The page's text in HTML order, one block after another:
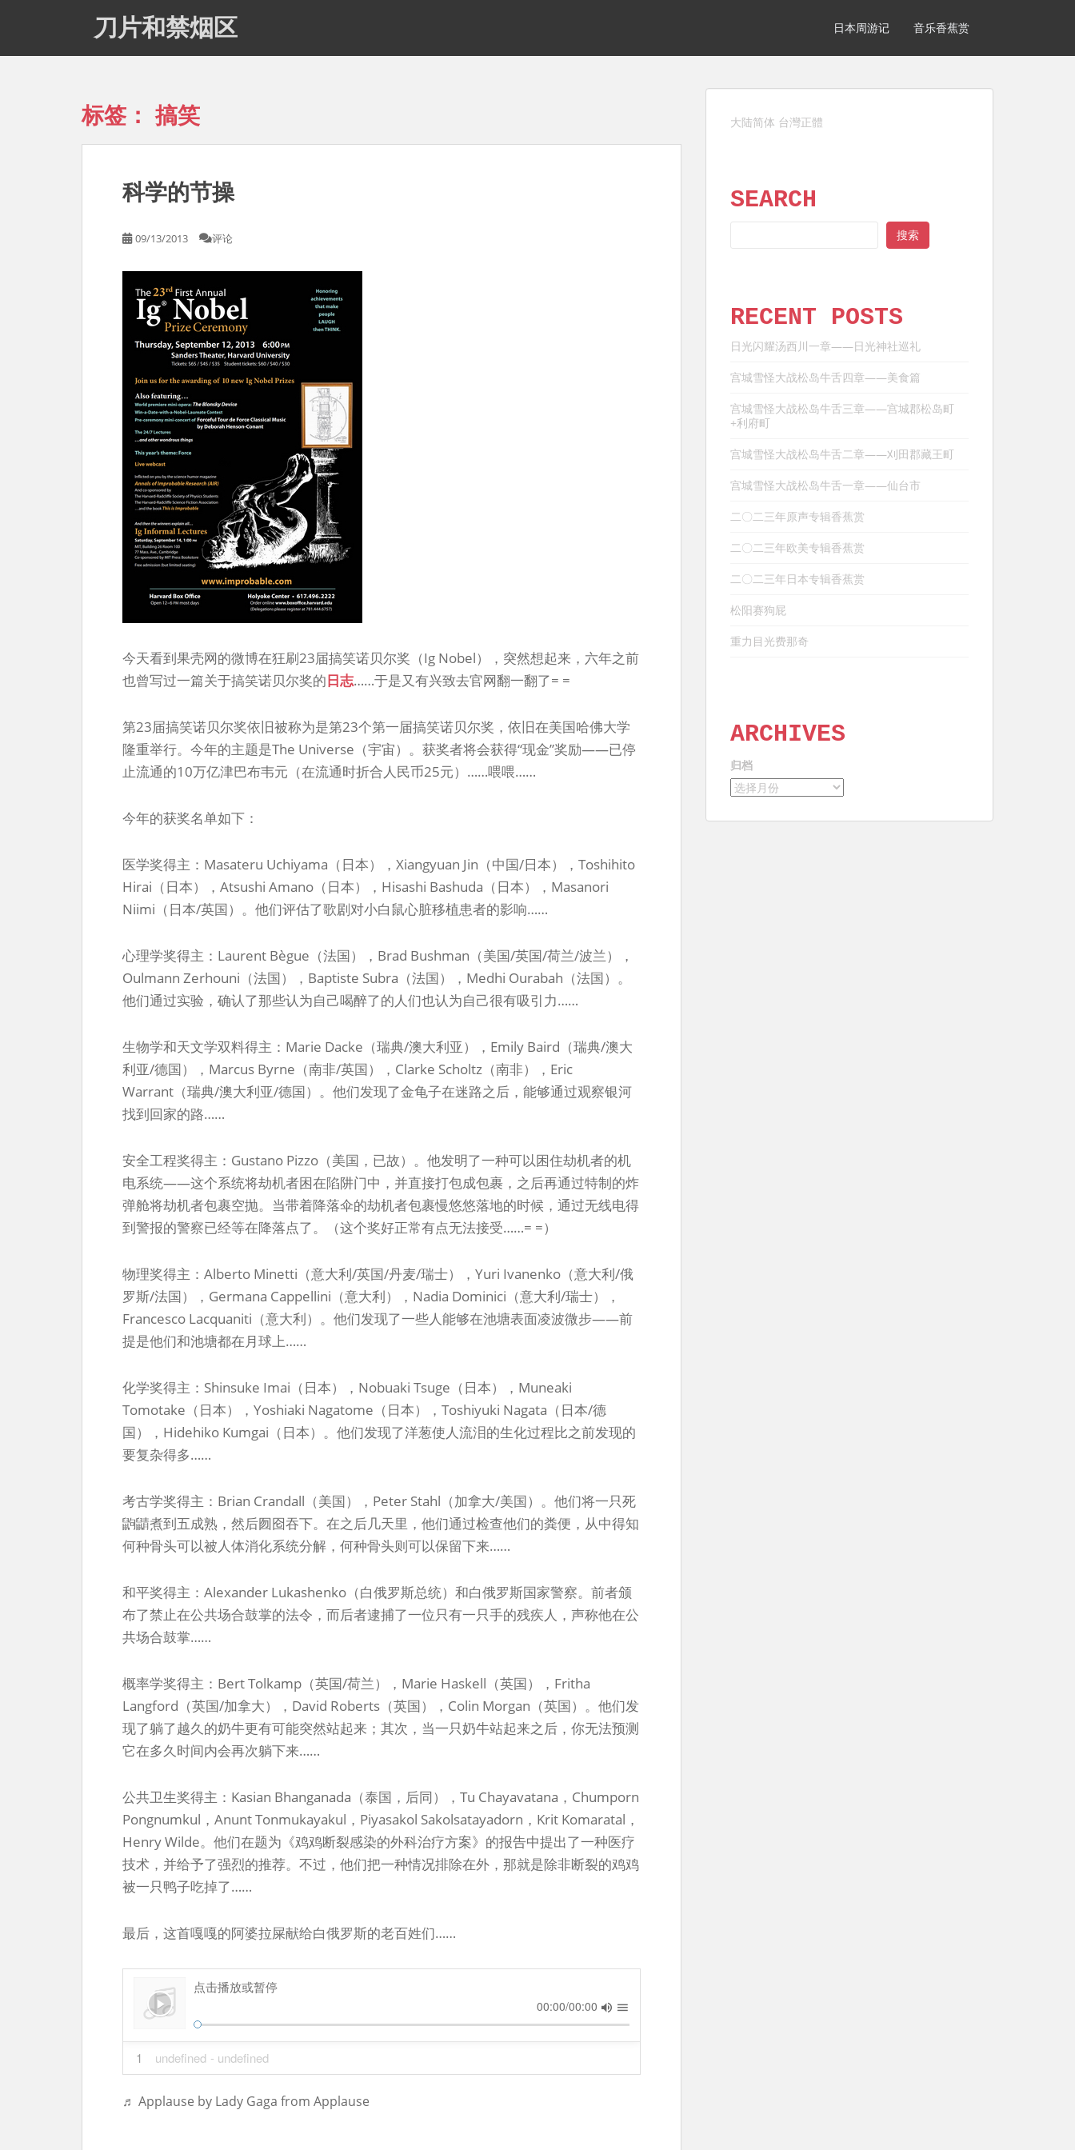
刀片和禁烟区 日本周游记 音乐香蕉赏
标签： 搞笑
科学的节操
09/13/2013 评论
今天看到果壳网的微博在狂刷23届搞笑诺贝尔奖（Ig Nobel），突然想起来，六年之前
也曾写过一篇关于搞笑诺贝尔奖的日志……于是又有兴致去官网翻一翻了= =
第23届搞笑诺贝尔奖依旧被称为是第23个第一届搞笑诺贝尔奖，依旧在美国哈佛大学
隆重举行。今年的主题是The Universe（宇宙）。获奖者将会获得“现金”奖励——已停
止流通的10万亿津巴布韦元（在流通时折合人民币25元）……喂喂……
今年的获奖名单如下：
医学奖得主：Masateru Uchiyama（日本），Xiangyuan Jin（中国/日本），Toshihito
Hirai（日本），Atsushi Amano（日本），Hisashi Bashuda（日本），Masanori
Niimi（日本/英国）。他们评估了歌剧对小白鼠心脏移植患者的影响……
心理学奖得主：Laurent Bègue（法国），Brad Bushman（美国/英国/荷兰/波兰），
Oulmann Zerhouni（法国），Baptiste Subra（法国），Medhi Ourabah（法国）。
他们通过实验，确认了那些认为自己喝醉了的人们也认为自己很有吸引力……
生物学和天文学双料得主：Marie Dacke（瑞典/澳大利亚），Emily Baird（瑞典/澳大
利亚/德国），Marcus Byrne（南非/英国），Clarke Scholtz（南非），Eric
Warrant（瑞典/澳大利亚/德国）。他们发现了金龟子在迷路之后，能够通过观察银河
找到回家的路……
安全工程奖得主：Gustano Pizzo（美国，已故）。他发明了一种可以困住劫机者的机
电系统——这个系统将劫机者困在陷阱门中，并直接打包成包裹，之后再通过特制的炸
弹舱将劫机者包裹空抛。当带着降落伞的劫机者包裹慢悠悠落地的时候，通过无线电得
到警报的警察已经等在降落点了。（这个奖好正常有点无法接受……= =）
物理奖得主：Alberto Minetti（意大利/英国/丹麦/瑞士），Yuri Ivanenko（意大利/俄
罗斯/法国），Germana Cappellini（意大利），Nadia Dominici（意大利/瑞士），
Francesco Lacquaniti（意大利）。他们发现了一些人能够在池塘表面凌波微步——前
提是他们和池塘都在月球上……
化学奖得主：Shinsuke Imai（日本），Nobuaki Tsuge（日本），Muneaki
Tomotake（日本），Yoshiaki Nagatome（日本），Toshiyuki Nagata（日本/德
国），Hidehiko Kumgai（日本）。他们发现了洋葱使人流泪的生化过程比之前发现的
要复杂得多……
考古学奖得主：Brian Crandall（美国），Peter Stahl（加拿大/美国）。他们将一只死
鼩鼱煮到五成熟，然后囫囵吞下。在之后几天里，他们通过检查他们的粪便，从中得知
何种骨头可以被人体消化系统分解，何种骨头则可以保留下来……
和平奖得主：Alexander Lukashenko（白俄罗斯总统）和白俄罗斯国家警察。前者颁
布了禁止在公共场合鼓掌的法令，而后者逮捕了一位只有一只手的残疾人，声称他在公
共场合鼓掌……
概率学奖得主：Bert Tolkamp（英国/荷兰），Marie Haskell（英国），Fritha
Langford（英国/加拿大），David Roberts（英国），Colin Morgan（英国）。他们发
现了躺了越久的奶牛更有可能突然站起来；其次，当一只奶牛站起来之后，你无法预测
它在多久时间内会再次躺下来……
公共卫生奖得主：Kasian Bhanganada（泰国，后同），Tu Chayavatana，Chumporn
Pongnumkul，Anunt Tonmukayakul，Piyasakol Sakolsatayadorn，Krit Komaratal，
Henry Wilde。他们在题为《鸡鸡断裂感染的外科治疗方案》的报告中提出了一种医疗
技术，并给予了强烈的推荐。不过，他们把一种情况排除在外，那就是除非断裂的鸡鸡
被一只鸭子吃掉了……
最后，这首嘎嘎的阿婆拉屎献给白俄罗斯的老百姓们……
点击播放或暂停
00:00/00:00
1 undefined - undefined
♬ Applause by Lady Gaga from Applause
大陆简体 台灣正體
SEARCH
搜索
RECENT POSTS
日光闪耀汤西川一章——日光神社巡礼
宫城雪怪大战松岛牛舌四章——美食篇
宫城雪怪大战松岛牛舌三章——宫城郡松岛町
+利府町
宫城雪怪大战松岛牛舌二章——刈田郡藏王町
宫城雪怪大战松岛牛舌一章——仙台市
二〇二三年原声专辑香蕉赏
二〇二三年欧美专辑香蕉赏
二〇二三年日本专辑香蕉赏
松阳赛狗屁
重力目光费那奇
ARCHIVES
归档